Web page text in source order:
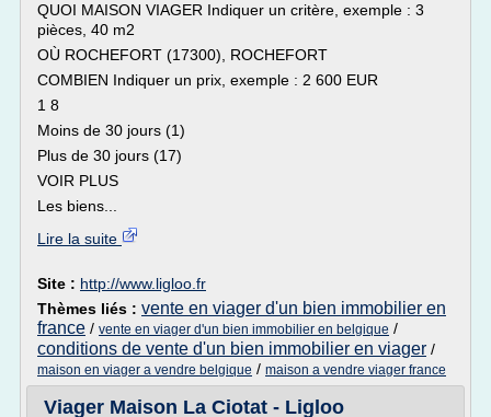
QUOI MAISON VIAGER Indiquer un critère, exemple : 3
pièces, 40 m2
OÙ ROCHEFORT (17300), ROCHEFORT
COMBIEN Indiquer un prix, exemple : 2 600 EUR
1 8
Moins de 30 jours (1)
Plus de 30 jours (17)
VOIR PLUS
Les biens...
Lire la suite
Site : http://www.ligloo.fr
Thèmes liés : vente en viager d'un bien immobilier en
france / vente en viager d'un bien immobilier en belgique /
conditions de vente d'un bien immobilier en viager /
maison en viager a vendre belgique / maison a vendre viager france
Viager Maison La Ciotat - Ligloo